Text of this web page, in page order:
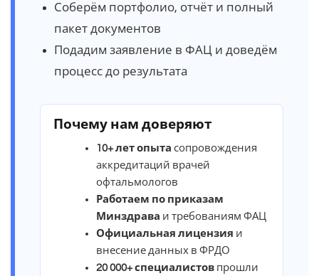
Соберём портфолио, отчёт и полный
пакет документов
Подадим заявление в ФАЦ и доведём
процесс до результата
Почему нам доверяют
10+ лет опыта сопровождения
аккредитаций врачей
офтальмологов
Работаем по приказам
Минздрава и требованиям ФАЦ
Официальная лицензия и
внесение данных в ФРДО
20 000+ специалистов прошли